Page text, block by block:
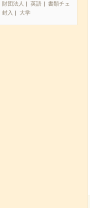
財団法人 英語
書類チェ
封入 大学